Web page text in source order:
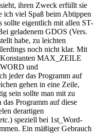
ihren Zweck erfüllt sie
ich viel Spaß beim Abtippen
sollte eigentlich mit allen ST-
geladenem GDOS (Vers.
habe, zu leichten
noch nicht klar. Mit
MAX_ZEILE
und
jeder das Programm auf
gehen in eine Zeile,
sein sollte man mit zu
Programm auf diese
derartigen
speziell bei 1st_Word-
Ein mäßiger Gebrauch